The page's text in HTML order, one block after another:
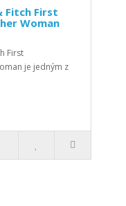
Fitch First
Woman
First
je jedným z